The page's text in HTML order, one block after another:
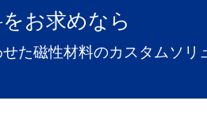
お求めなら
た磁性材料のカスタムソ